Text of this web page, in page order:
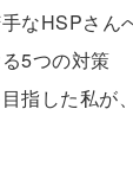
なHSPさん
5つの対策
指した私が